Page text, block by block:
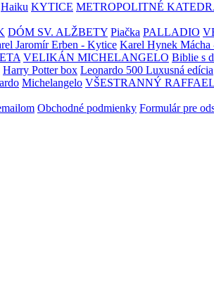
Haiku KYTICE METROPOLITNÉ
DÓM SV. ALŽBETY Piačka PALLADIO
Jaromír Erben - Kytice Karel Hynek Mácha
VELIKÁN MICHELANGELO Biblie s
Harry Potter box Leonardo 500 Luxusná edícia
Michelangelo VŠESTRANNÝ
Obchodné podmienky Formulár pre